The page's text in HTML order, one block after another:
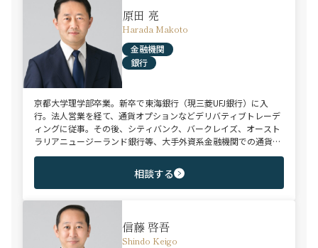
原田 亮
Harada Makoto
金融機関
銀行
京都大学理学部卒業。新卒で東海銀行（現三菱UFJ銀行）に入
行。法人営業を経て、通貨オプションなどデリバティブトレーデ
ィングに従事。その後、シティバンク、バークレイズ、オースト
ラリアニュージーランド銀行等、大手外資系金融機関での通貨オ
プショントレーダー、為替ストラクチャラー、外国為替セールス
を経て、ソリューション営業部長などを歴任。前職の大手人材紹
介会社コトラではグローバルマーケッツやアセットマネジメント
の領域での人材サーチに従事。デリバティブ関連、グローバルマ
ーケッツ、アセットマネジメント領域におけるご支援に強みを持
つ。英語堪能。
相談する
信藤 啓吾
Shindo Keigo